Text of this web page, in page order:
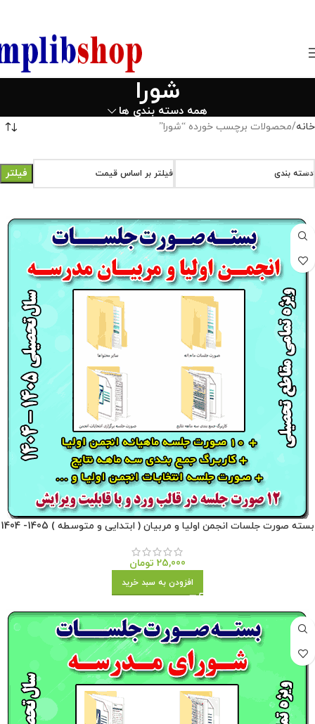
شورا
همه دسته بندی ها
خانه محصولات برچسب خورده “شورا”
دسته بندی فیلتر بر اساس قیمت فیلتر
بسته صورت جلسات انجمن اولیا و مربیان ( ابتدایی و متوسطه ) 1405- 1404
25,000 تومان
افزودن به سبد خرید